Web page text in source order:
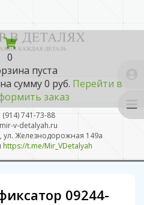
0
пуста
на сумму0 руб. Перейти в
заказ
(914) 741-73-88
v-detalyah.ru
ул. Железнодорожная 149а
https://t.me/Mir_VDetalyah
09244-